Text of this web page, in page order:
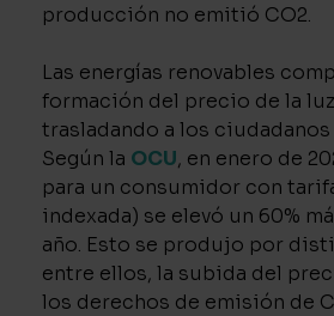
producción no emitió CO2.
Las energías renovables
formación del precio de la
trasladando a los
Según la OCU, en enero de
para un consumidor con
indexada) se elevó un 60%
año. Esto se produjo por
entre ellos, la subida del
los derechos de emisión de